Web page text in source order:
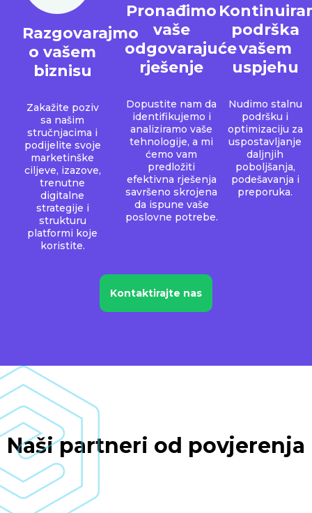
Razgovarajmo
o vašem
biznisu
Zakažite poziv
sa našim
stručnjacima i
podijelite svoje
marketinške
ciljeve, izazove,
trenutne
digitalne
strategije i
strukturu
platformi koje
koristite.
Pronađimo
vaše
odgovarajuće
rješenje
Dopustite nam da
identifikujemo i
analiziramo vaše
tehnologije, a mi
ćemo vam
predložiti
efektivna rješenja
savršeno skrojena
da ispune vaše
poslovne potrebe.
podrška
vašem
uspjehu
Nudimo stalnu
podršku i
optimizaciju za
uspostavljanje
daljnjih
poboljšanja,
podešavanja i
preporuka.
Kontaktirajte nas
Naši partneri od povjerenja